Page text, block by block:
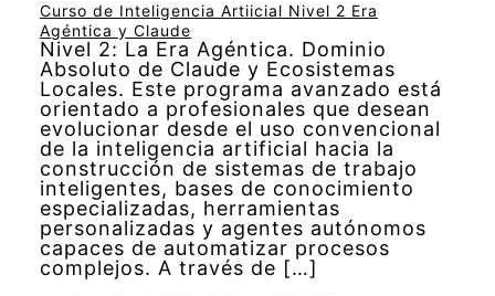
Curso de Inteligencia Artiicial Nivel 2 Era
Agéntica y Claude
Nivel 2: La Era Agéntica. Dominio
Absoluto de Claude y Ecosistemas
Locales. Este programa avanzado está
orientado a profesionales que desean
evolucionar desde el uso convencional
de la inteligencia artificial hacia la
construcción de sistemas de trabajo
inteligentes, bases de conocimiento
especializadas, herramientas
personalizadas y agentes autónomos
capaces de automatizar procesos
complejos. A través de […]